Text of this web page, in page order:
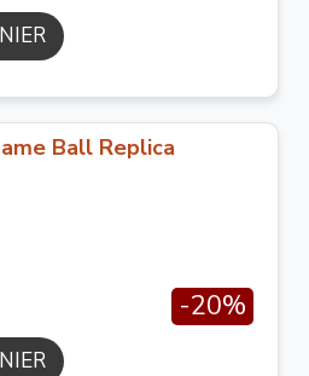
Ball Replica
-20%